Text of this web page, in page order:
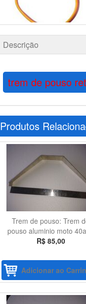
Descrição
trem de pouso
Produtos
Trem de pouso: Trem
pouso aluminio moto
R$ 85,00
Adicionar ao